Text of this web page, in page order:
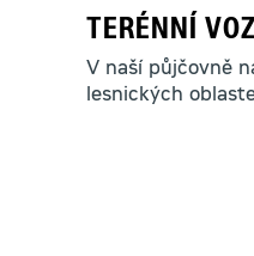
TERÉNNÍ
V naší půjčovně
lesnických